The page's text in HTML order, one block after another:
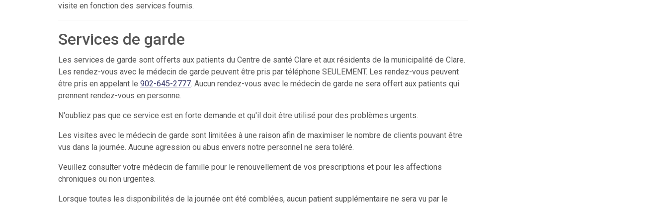
visite en fonction des services fournis.
Services de garde
Les services de garde sont offerts aux patients du Centre de santé Clare et aux résidents de la municipalité de Clare.
Les rendez-vous avec le médecin de garde peuvent être pris par téléphone SEULEMENT. Les rendez-vous peuvent
être pris en appelant le 902-645-2777. Aucun rendez-vous avec le médecin de garde ne sera offert aux patients qui
prennent rendez-vous en personne.
N'oubliez pas que ce service est en forte demande et qu'il doit être utilisé pour des problèmes urgents.
Les visites avec le médecin de garde sont limitées à une raison afin de maximiser le nombre de clients pouvant être
vus dans la journée. Aucune agression ou abus envers notre personnel ne sera toléré.
Veuillez consulter votre médecin de famille pour le renouvellement de vos prescriptions et pour les affections
chroniques ou non urgentes.
Lorsque toutes les disponibilités de la journée ont été comblées, aucun patient supplémentaire ne sera vu par le